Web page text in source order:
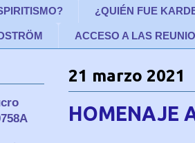
¿QUIÉN FUE
ACCESO A LAS
21 marzo 2021
HOMENAJE